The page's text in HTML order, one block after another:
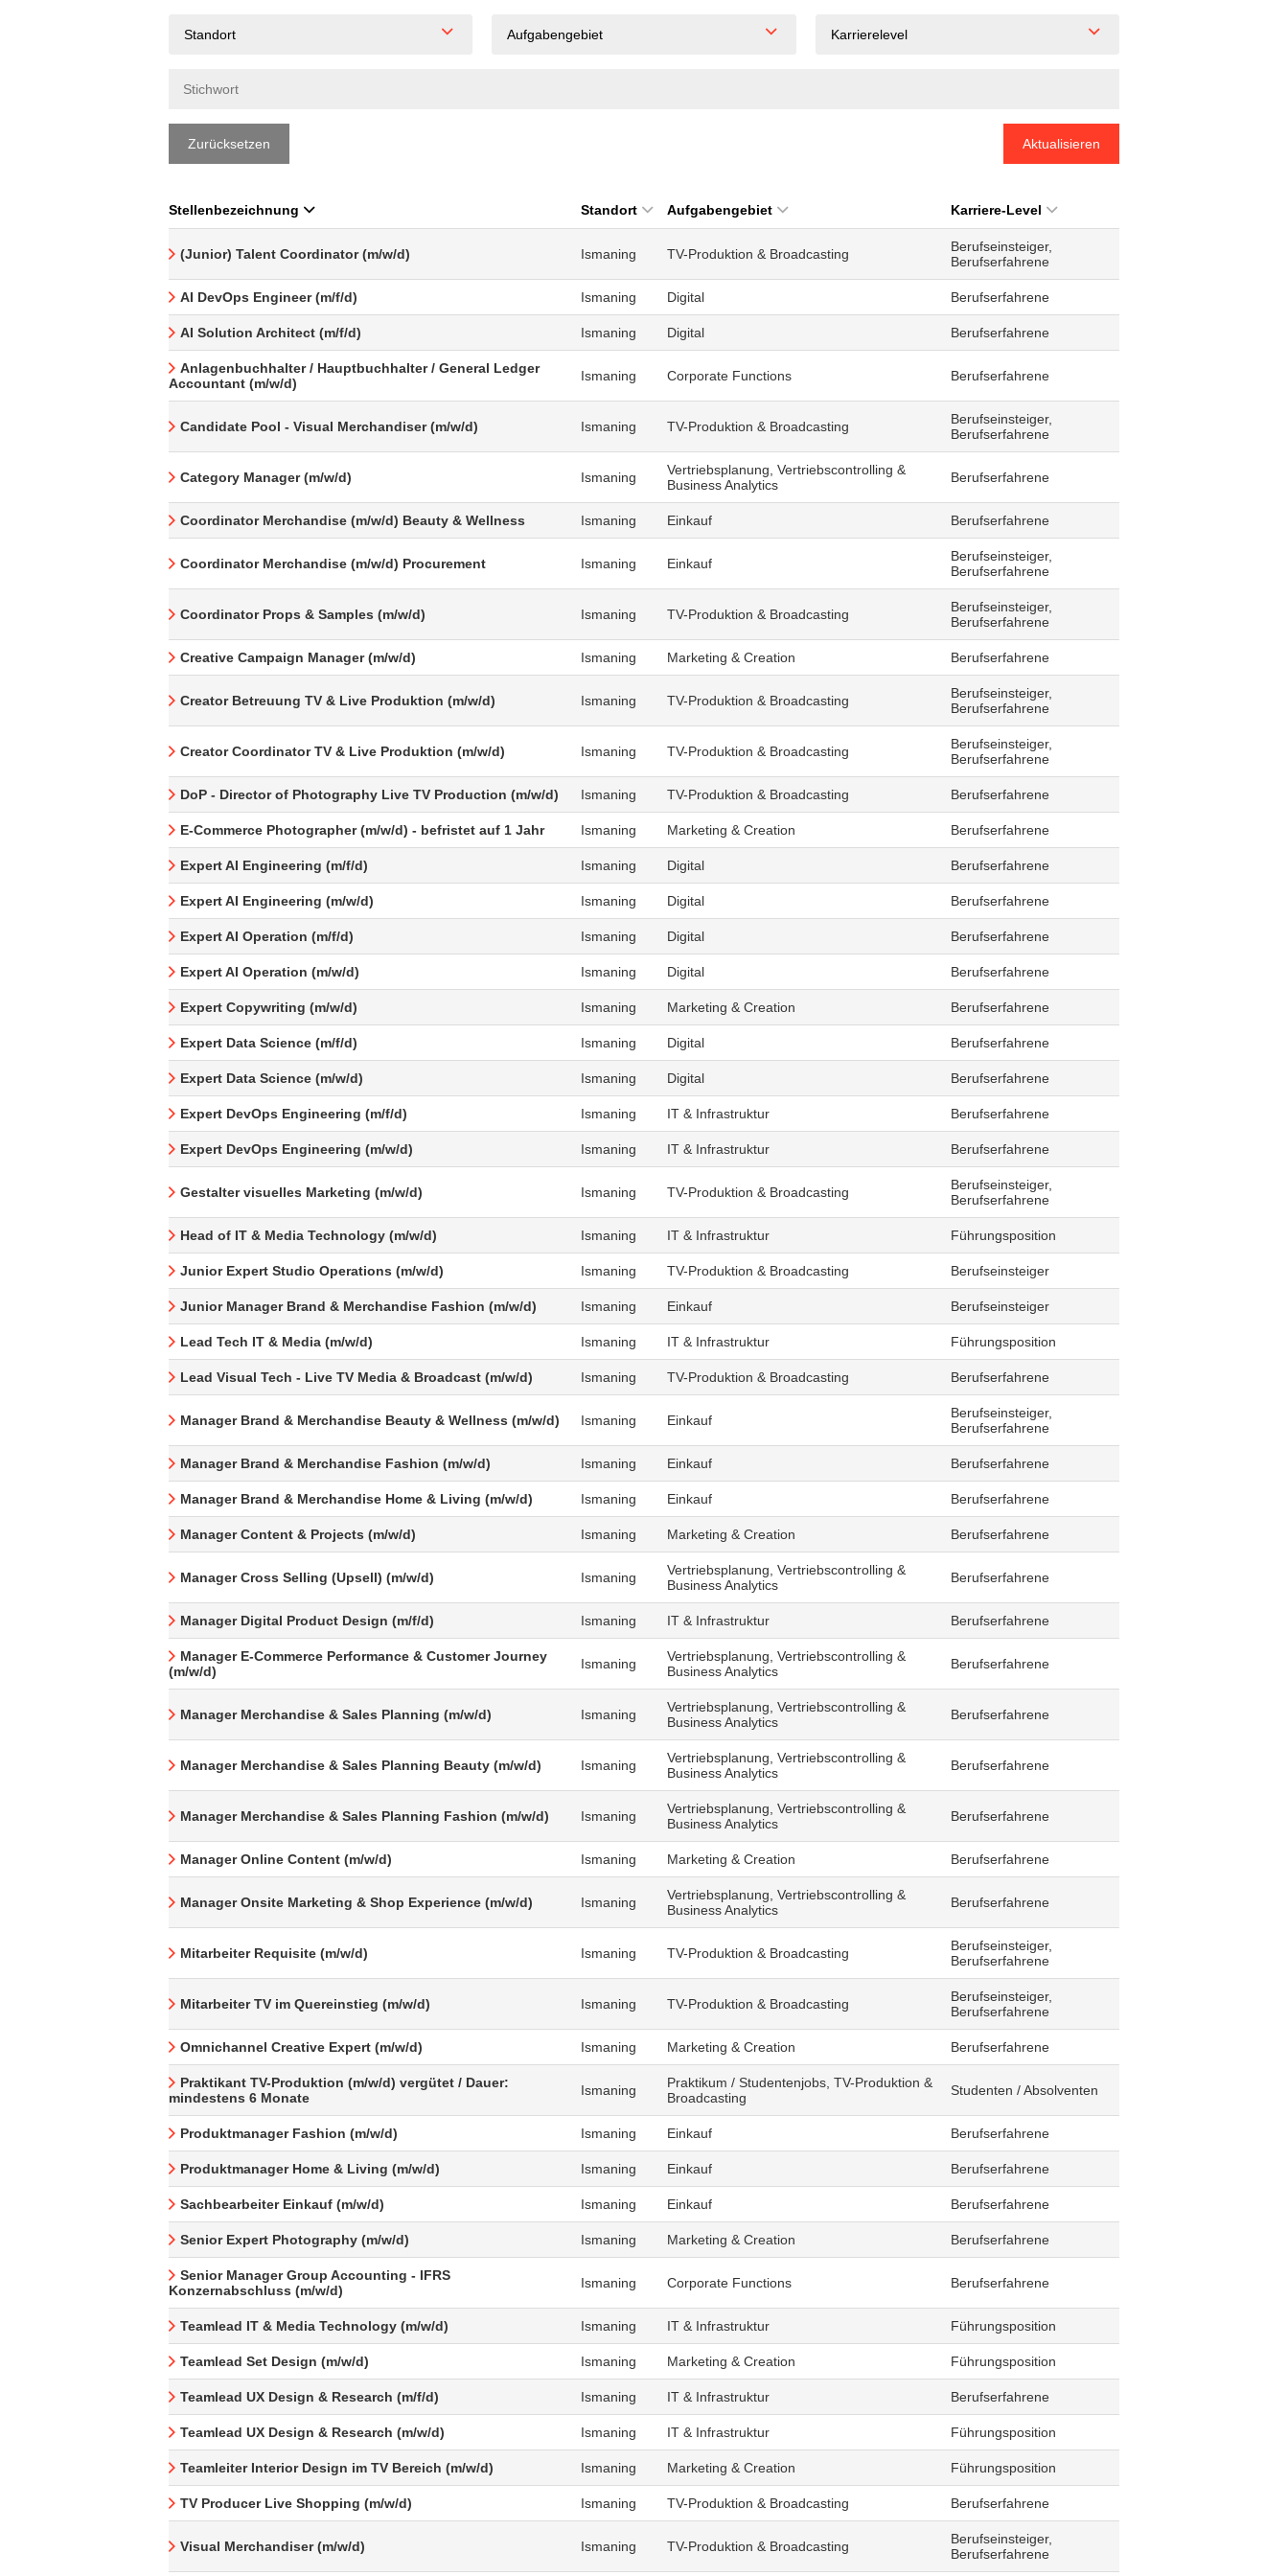
Standort Aufgabengebiet Karrierelevel
Zurücksetzen Aktualisieren
Stellenbezeichnung Standort Aufgabengebiet Karriere-Level
(Junior) Talent Coordinator (m/w/d) Ismaning TV-Produktion & Broadcasting
Berufseinsteiger,
Berufserfahrene
AI DevOps Engineer (m/f/d) Ismaning Digital Berufserfahrene
AI Solution Architect (m/f/d) Ismaning Digital Berufserfahrene
Anlagenbuchhalter / Hauptbuchhalter / General Ledger
Accountant (m/w/d)
Ismaning Corporate Functions Berufserfahrene
Candidate Pool - Visual Merchandiser (m/w/d) Ismaning TV-Produktion & Broadcasting
Berufseinsteiger,
Berufserfahrene
Category Manager (m/w/d) Ismaning
Vertriebsplanung, Vertriebscontrolling &
Business Analytics
Berufserfahrene
Coordinator Merchandise (m/w/d) Beauty & Wellness Ismaning Einkauf Berufserfahrene
Coordinator Merchandise (m/w/d) Procurement Ismaning Einkauf
Berufseinsteiger,
Berufserfahrene
Coordinator Props & Samples (m/w/d) Ismaning TV-Produktion & Broadcasting
Berufseinsteiger,
Berufserfahrene
Creative Campaign Manager (m/w/d) Ismaning Marketing & Creation Berufserfahrene
Creator Betreuung TV & Live Produktion (m/w/d) Ismaning TV-Produktion & Broadcasting
Berufseinsteiger,
Berufserfahrene
Creator Coordinator TV & Live Produktion (m/w/d) Ismaning TV-Produktion & Broadcasting
Berufseinsteiger,
Berufserfahrene
DoP - Director of Photography Live TV Production (m/w/d) Ismaning TV-Produktion & Broadcasting Berufserfahrene
E-Commerce Photographer (m/w/d) - befristet auf 1 Jahr Ismaning Marketing & Creation Berufserfahrene
Expert AI Engineering (m/f/d) Ismaning Digital Berufserfahrene
Expert AI Engineering (m/w/d) Ismaning Digital Berufserfahrene
Expert AI Operation (m/f/d) Ismaning Digital Berufserfahrene
Expert AI Operation (m/w/d) Ismaning Digital Berufserfahrene
Expert Copywriting (m/w/d) Ismaning Marketing & Creation Berufserfahrene
Expert Data Science (m/f/d) Ismaning Digital Berufserfahrene
Expert Data Science (m/w/d) Ismaning Digital Berufserfahrene
Expert DevOps Engineering (m/f/d) Ismaning IT & Infrastruktur Berufserfahrene
Expert DevOps Engineering (m/w/d) Ismaning IT & Infrastruktur Berufserfahrene
Gestalter visuelles Marketing (m/w/d) Ismaning TV-Produktion & Broadcasting
Berufseinsteiger,
Berufserfahrene
Head of IT & Media Technology (m/w/d) Ismaning IT & Infrastruktur Führungsposition
Junior Expert Studio Operations (m/w/d) Ismaning TV-Produktion & Broadcasting Berufseinsteiger
Junior Manager Brand & Merchandise Fashion (m/w/d) Ismaning Einkauf Berufseinsteiger
Lead Tech IT & Media (m/w/d) Ismaning IT & Infrastruktur Führungsposition
Lead Visual Tech - Live TV Media & Broadcast (m/w/d) Ismaning TV-Produktion & Broadcasting Berufserfahrene
Manager Brand & Merchandise Beauty & Wellness (m/w/d) Ismaning Einkauf
Berufseinsteiger,
Berufserfahrene
Manager Brand & Merchandise Fashion (m/w/d) Ismaning Einkauf Berufserfahrene
Manager Brand & Merchandise Home & Living (m/w/d) Ismaning Einkauf Berufserfahrene
Manager Content & Projects (m/w/d) Ismaning Marketing & Creation Berufserfahrene
Manager Cross Selling (Upsell) (m/w/d) Ismaning
Vertriebsplanung, Vertriebscontrolling &
Business Analytics
Berufserfahrene
Manager Digital Product Design (m/f/d) Ismaning IT & Infrastruktur Berufserfahrene
Manager E-Commerce Performance & Customer Journey
(m/w/d)
Ismaning
Vertriebsplanung, Vertriebscontrolling &
Business Analytics
Berufserfahrene
Manager Merchandise & Sales Planning (m/w/d) Ismaning
Vertriebsplanung, Vertriebscontrolling &
Business Analytics
Berufserfahrene
Manager Merchandise & Sales Planning Beauty (m/w/d) Ismaning
Vertriebsplanung, Vertriebscontrolling &
Business Analytics
Berufserfahrene
Manager Merchandise & Sales Planning Fashion (m/w/d) Ismaning
Vertriebsplanung, Vertriebscontrolling &
Business Analytics
Berufserfahrene
Manager Online Content (m/w/d) Ismaning Marketing & Creation Berufserfahrene
Manager Onsite Marketing & Shop Experience (m/w/d) Ismaning
Vertriebsplanung, Vertriebscontrolling &
Business Analytics
Berufserfahrene
Mitarbeiter Requisite (m/w/d) Ismaning TV-Produktion & Broadcasting
Berufseinsteiger,
Berufserfahrene
Mitarbeiter TV im Quereinstieg (m/w/d) Ismaning TV-Produktion & Broadcasting
Berufseinsteiger,
Berufserfahrene
Omnichannel Creative Expert (m/w/d) Ismaning Marketing & Creation Berufserfahrene
Praktikant TV-Produktion (m/w/d) vergütet / Dauer:
mindestens 6 Monate
Ismaning
Praktikum / Studentenjobs, TV-Produktion &
Broadcasting
Studenten / Absolventen
Produktmanager Fashion (m/w/d) Ismaning Einkauf Berufserfahrene
Produktmanager Home & Living (m/w/d) Ismaning Einkauf Berufserfahrene
Sachbearbeiter Einkauf (m/w/d) Ismaning Einkauf Berufserfahrene
Senior Expert Photography (m/w/d) Ismaning Marketing & Creation Berufserfahrene
Senior Manager Group Accounting - IFRS
Konzernabschluss (m/w/d)
Ismaning Corporate Functions Berufserfahrene
Teamlead IT & Media Technology (m/w/d) Ismaning IT & Infrastruktur Führungsposition
Teamlead Set Design (m/w/d) Ismaning Marketing & Creation Führungsposition
Teamlead UX Design & Research (m/f/d) Ismaning IT & Infrastruktur Berufserfahrene
Teamlead UX Design & Research (m/w/d) Ismaning IT & Infrastruktur Führungsposition
Teamleiter Interior Design im TV Bereich (m/w/d) Ismaning Marketing & Creation Führungsposition
TV Producer Live Shopping (m/w/d) Ismaning TV-Produktion & Broadcasting Berufserfahrene
Visual Merchandiser (m/w/d) Ismaning TV-Produktion & Broadcasting
Berufseinsteiger,
Berufserfahrene